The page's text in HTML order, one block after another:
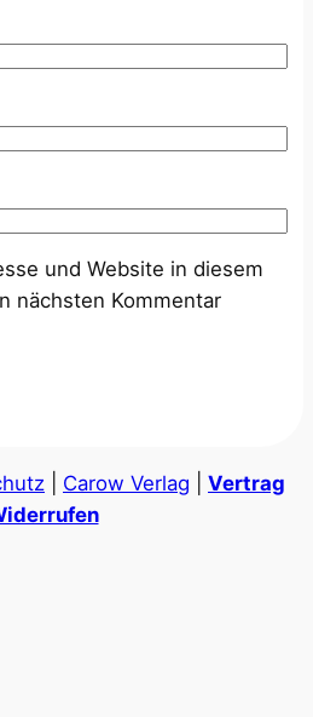
und Website in diesem
nächsten Kommentar
Carow Verlag
Vertrag